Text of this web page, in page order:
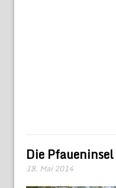
Die
18. Mai 2014